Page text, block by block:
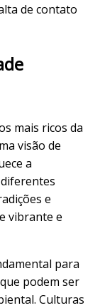
de contato
mais ricos da
visão de
a
e
vibrante e
para
podem ser
Culturas